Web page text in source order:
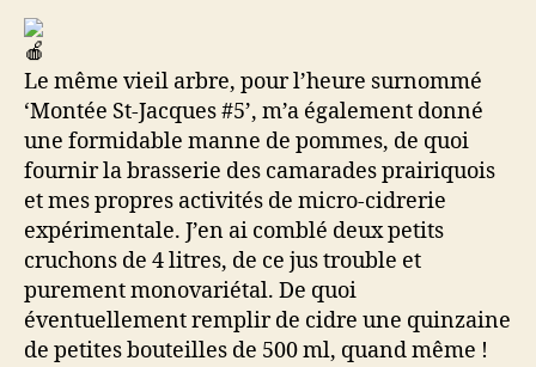
Le même vieil arbre, pour l’heure surnommé
‘Montée St-Jacques #5’, m’a également donné
une formidable manne de pommes, de quoi
fournir la brasserie des camarades prairiquois
et mes propres activités de micro-cidrerie
expérimentale. J’en ai comblé deux petits
cruchons de 4 litres, de ce jus trouble et
purement monovariétal. De quoi
éventuellement remplir de cidre une quinzaine
de petites bouteilles de 500 ml, quand même !